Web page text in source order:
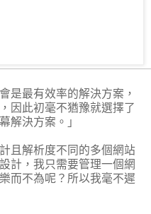
是最有效率的解決方案，
因此初毫不猶豫就選擇了
解決方案。」
且解析度不同的多個網站
計，我只需要管理一個網
而不為呢？所以我毫不遲